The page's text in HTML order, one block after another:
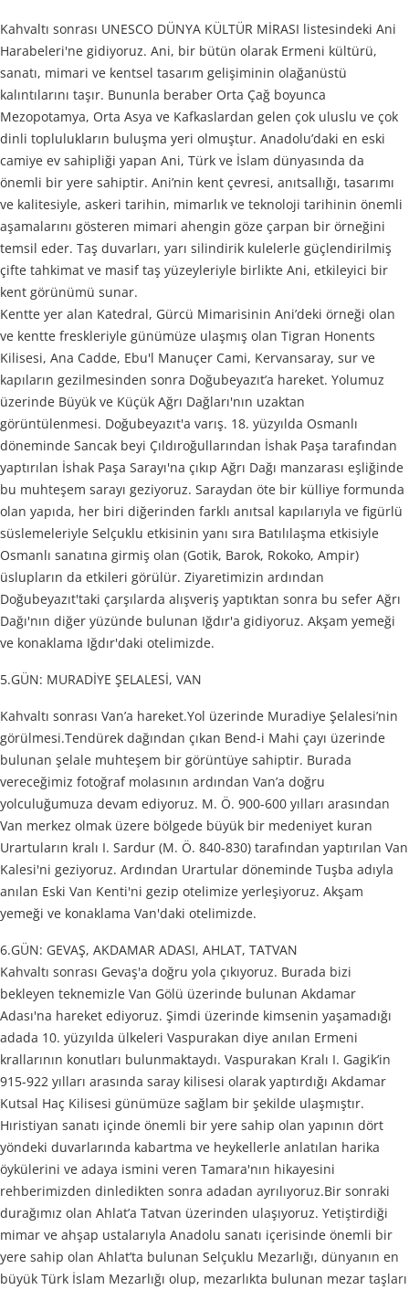
Kahvaltı sonrası UNESCO DÜNYA KÜLTÜR MİRASI listesindeki Ani
Harabeleri'ne gidiyoruz. Ani, bir bütün olarak Ermeni kültürü,
sanatı, mimari ve kentsel tasarım gelişiminin olağanüstü
kalıntılarını taşır. Bununla beraber Orta Çağ boyunca
Mezopotamya, Orta Asya ve Kafkaslardan gelen çok uluslu ve çok
dinli toplulukların buluşma yeri olmuştur. Anadolu’daki en eski
camiye ev sahipliği yapan Ani, Türk ve İslam dünyasında da
önemli bir yere sahiptir. Ani’nin kent çevresi, anıtsallığı, tasarımı
ve kalitesiyle, askeri tarihin, mimarlık ve teknoloji tarihinin önemli
aşamalarını gösteren mimari ahengin göze çarpan bir örneğini
temsil eder. Taş duvarları, yarı silindirik kulelerle güçlendirilmiş
çifte tahkimat ve masif taş yüzeyleriyle birlikte Ani, etkileyici bir
kent görünümü sunar.
Kentte yer alan Katedral, Gürcü Mimarisinin Ani’deki örneği olan
ve kentte freskleriyle günümüze ulaşmış olan Tigran Honents
Kilisesi, Ana Cadde, Ebu'l Manuçer Cami, Kervansaray, sur ve
kapıların gezilmesinden sonra Doğubeyazıt’a hareket. Yolumuz
üzerinde Büyük ve Küçük Ağrı Dağları'nın uzaktan
görüntülenmesi. Doğubeyazıt'a varış. 18. yüzyılda Osmanlı
döneminde Sancak beyi Çıldıroğullarından İshak Paşa tarafından
yaptırılan İshak Paşa Sarayı'na çıkıp Ağrı Dağı manzarası eşliğinde
bu muhteşem sarayı geziyoruz. Saraydan öte bir külliye formunda
olan yapıda, her biri diğerinden farklı anıtsal kapılarıyla ve figürlü
süslemeleriyle Selçuklu etkisinin yanı sıra Batılılaşma etkisiyle
Osmanlı sanatına girmiş olan (Gotik, Barok, Rokoko, Ampir)
üslupların da etkileri görülür. Ziyaretimizin ardından
Doğubeyazıt'taki çarşılarda alışveriş yaptıktan sonra bu sefer Ağrı
Dağı'nın diğer yüzünde bulunan Iğdır'a gidiyoruz. Akşam yemeği
ve konaklama Iğdır'daki otelimizde.
5.GÜN: MURADİYE ŞELALESİ, VAN
Kahvaltı sonrası Van’a hareket.Yol üzerinde Muradiye Şelalesi’nin
görülmesi.Tendürek dağından çıkan Bend-i Mahi çayı üzerinde
bulunan şelale muhteşem bir görüntüye sahiptir. Burada
vereceğimiz fotoğraf molasının ardından Van’a doğru
yolculuğumuza devam ediyoruz. M. Ö. 900-600 yılları arasından
Van merkez olmak üzere bölgede büyük bir medeniyet kuran
Urartuların kralı I. Sardur (M. Ö. 840-830) tarafından yaptırılan Van
Kalesi'ni geziyoruz. Ardından Urartular döneminde Tuşba adıyla
anılan Eski Van Kenti'ni gezip otelimize yerleşiyoruz. Akşam
yemeği ve konaklama Van'daki otelimizde.
6.GÜN: GEVAŞ, AKDAMAR ADASI, AHLAT, TATVAN
Kahvaltı sonrası Gevaş'a doğru yola çıkıyoruz. Burada bizi
bekleyen teknemizle Van Gölü üzerinde bulunan Akdamar
Adası'na hareket ediyoruz. Şimdi üzerinde kimsenin yaşamadığı
adada 10. yüzyılda ülkeleri Vaspurakan diye anılan Ermeni
krallarının konutları bulunmaktaydı. Vaspurakan Kralı I. Gagik’in
915-922 yılları arasında saray kilisesi olarak yaptırdığı Akdamar
Kutsal Haç Kilisesi günümüze sağlam bir şekilde ulaşmıştır.
Hıristiyan sanatı içinde önemli bir yere sahip olan yapının dört
yöndeki duvarlarında kabartma ve heykellerle anlatılan harika
öykülerini ve adaya ismini veren Tamara'nın hikayesini
rehberimizden dinledikten sonra adadan ayrılıyoruz.Bir sonraki
durağımız olan Ahlat’a Tatvan üzerinden ulaşıyoruz. Yetiştirdiği
mimar ve ahşap ustalarıyla Anadolu sanatı içerisinde önemli bir
yere sahip olan Ahlat’ta bulunan Selçuklu Mezarlığı, dünyanın en
büyük Türk İslam Mezarlığı olup, mezarlıkta bulunan mezar taşları